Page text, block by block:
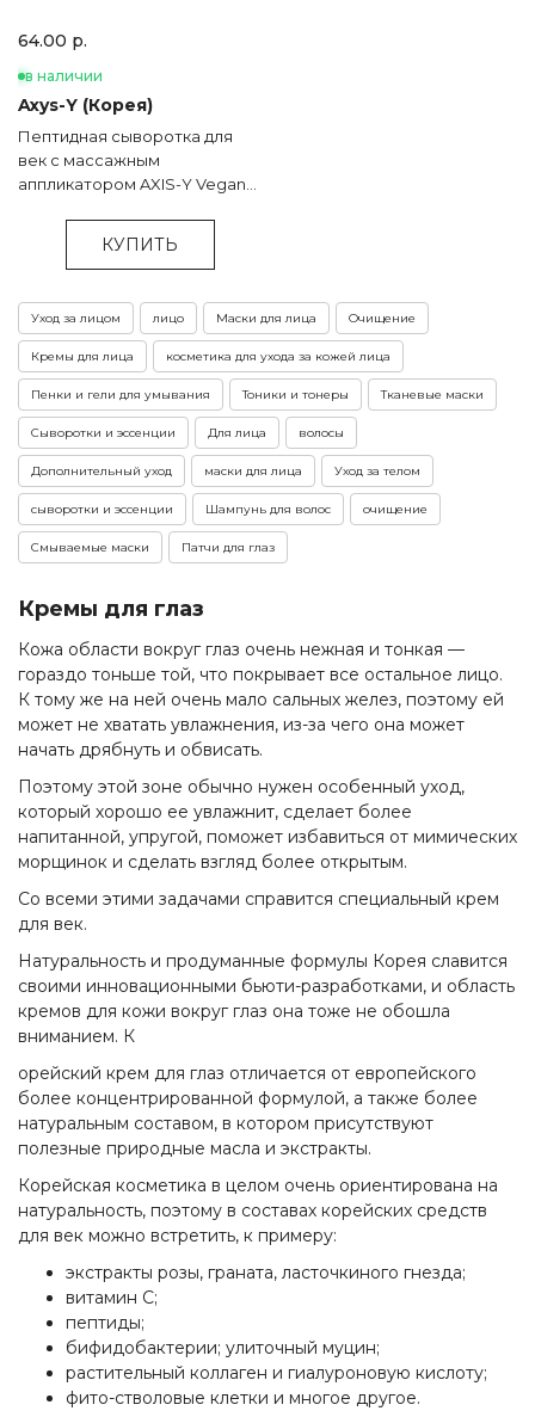
64.00 р.
в наличии
Axys-Y (Корея)
Пептидная сыворотка для
век с массажным
аппликатором AXIS-Y Vegan
КУПИТЬ
Уход за лицом лицо Маски для лица Очищение
Кремы для лица косметика для ухода за кожей лица
Пенки и гели для умывания Тоники и тонеры Тканевые маски
Сыворотки и эссенции Для лица волосы
Дополнительный уход маски для лица Уход за телом
сыворотки и эссенции Шампунь для волос очищение
Смываемые маски Патчи для глаз
Кремы для глаз
Кожа области вокруг глаз очень нежная и тонкая —
гораздо тоньше той, что покрывает все остальное лицо.
К тому же на ней очень мало сальных желез, поэтому ей
может не хватать увлажнения, из-за чего она может
начать дрябнуть и обвисать.
Поэтому этой зоне обычно нужен особенный уход,
который хорошо ее увлажнит, сделает более
напитанной, упругой, поможет избавиться от мимических
морщинок и сделать взгляд более открытым.
Со всеми этими задачами справится специальный крем
для век.
Натуральность и продуманные формулы Корея славится
своими инновационными бьюти-разработками, и область
кремов для кожи вокруг глаз она тоже не обошла
вниманием. К
орейский крем для глаз отличается от европейского
более концентрированной формулой, а также более
натуральным составом, в котором присутствуют
полезные природные масла и экстракты.
Корейская косметика в целом очень ориентирована на
натуральность, поэтому в составах корейских средств
для век можно встретить, к примеру:
экстракты розы, граната, ласточкиного гнезда;
витамин С;
пептиды;
бифидобактерии; улиточный муцин;
растительный коллаген и гиалуроновую кислоту;
фито-стволовые клетки и многое другое.